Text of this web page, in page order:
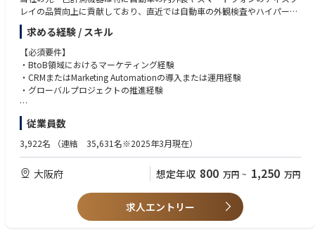
レイの品質向上に貢献しており、直近では自動車の外観検査やハイパース
ペクトルイメージング（HSI）などの新しい分野にも進出しています。
ドイツ、アメリカ、スペイン、フィンランドに開発拠点、ヨーロッパ、ア
メリカ、中国、韓国、シンガポールに販売会社を有し、グローバルにビジ
ネス展開しています。
【解決したい課題】
・データドリブンな意思決定・マーケティングの未成熟
・CRM／MA未整備によるリード管理・活用の非効率
・地域ごとに分断されたマーケティング・顧客データの統合
・マーケティングと営業の連携不足（リード連携・可視化不足）
【業務内容】
グローバルCRMおよびMarketing Automation導入プロジェクトのリード
求める経験 / スキル
【必須要件】
・BtoB領域におけるマーケティング経験
・CRMまたはMarketing Automationの導入または運用経験
・グローバルプロジェクトの推進経験
【歓迎要件】
・製造業・産業機器ビジネスでのマーケティング経験
・Salesforce／Marketo／HubSpot等の導入経験
・データ分析／BIツール活用経験
・SFA／ERP連携の知見
・海外勤務またはグローバルチーム経験
・チームマネジメント経験
従業員数
3,922名 （連結 35,631名※2025年3月現在）
大阪府 想定年収 800 万円 ~ 1,250 万円
求人エントリー